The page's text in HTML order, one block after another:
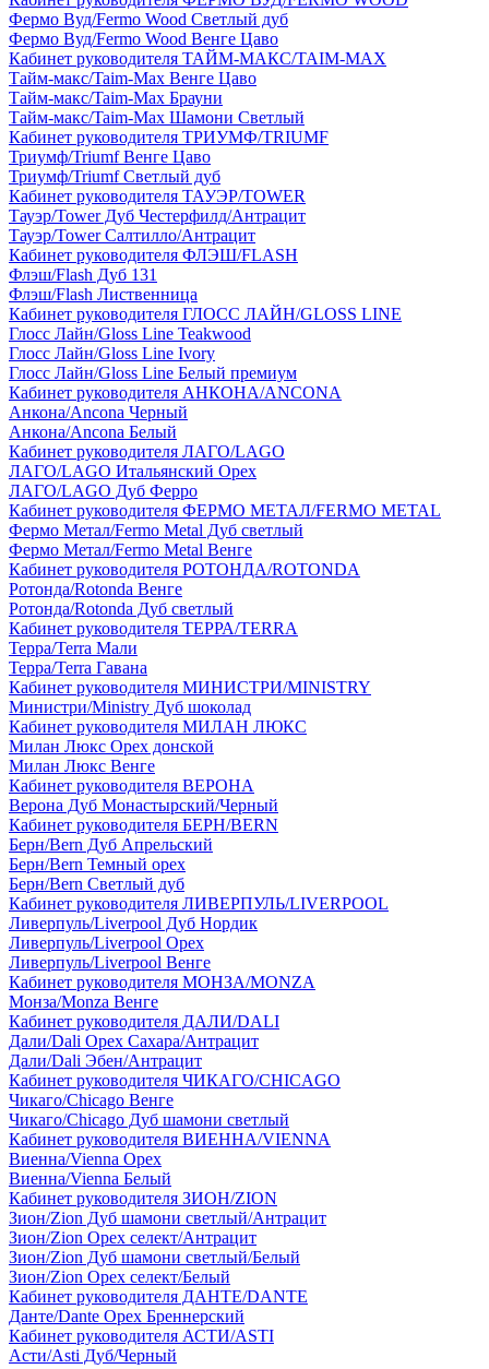
Фермо Вуд/Fermo Wood Светлый дуб
Фермо Вуд/Fermo Wood Венге Цаво
Кабинет руководителя ТАЙМ-МАКС/TAIM-MAX
Тайм-макс/Taim-Max Венге Цаво
Тайм-макс/Taim-Max Брауни
Тайм-макс/Taim-Max Шамони Светлый
Кабинет руководителя ТРИУМФ/TRIUMF
Триумф/Triumf Венге Цаво
Триумф/Triumf Светлый дуб
Кабинет руководителя ТАУЭР/TOWER
Тауэр/Tower Дуб Честерфилд/Антрацит
Тауэр/Tower Салтилло/Антрацит
Кабинет руководителя ФЛЭШ/FLASH
Флэш/Flash Дуб 131
Флэш/Flash Лиственница
Кабинет руководителя ГЛОСС ЛАЙН/GLOSS LINE
Глосс Лайн/Gloss Line Teakwood
Глосс Лайн/Gloss Line Ivory
Глосс Лайн/Gloss Line Белый премиум
Кабинет руководителя АНКОНА/ANCONA
Анкона/Ancona Черный
Анкона/Ancona Белый
Кабинет руководителя ЛАГО/LAGO
ЛАГО/LAGO Итальянский Орех
ЛАГО/LAGO Дуб Ферро
Кабинет руководителя ФЕРМО МЕТАЛ/FERMO METAL
Фермо Метал/Fermo Metal Дуб светлый
Фермо Метал/Fermo Metal Венге
Кабинет руководителя РОТОНДА/ROTONDA
Ротонда/Rotonda Венге
Ротонда/Rotonda Дуб светлый
Кабинет руководителя ТЕРРА/TERRA
Терра/Terra Мали
Терра/Terra Гавана
Кабинет руководителя МИНИСТРИ/MINISTRY
Министри/Ministry Дуб шоколад
Кабинет руководителя МИЛАН ЛЮКС
Милан Люкс Орех донской
Милан Люкс Венге
Кабинет руководителя ВЕРОНА
Верона Дуб Монастырский/Черный
Кабинет руководителя БЕРН/BERN
Берн/Bern Дуб Апрельский
Берн/Bern Темный орех
Берн/Bern Светлый дуб
Кабинет руководителя ЛИВЕРПУЛЬ/LIVERPOOL
Ливерпуль/Liverpool Дуб Нордик
Ливерпуль/Liverpool Орех
Ливерпуль/Liverpool Венге
Кабинет руководителя МОНЗА/MONZA
Монза/Monza Венге
Кабинет руководителя ДАЛИ/DALI
Дали/Dali Орех Cахара/Антрацит
Дали/Dali Эбен/Антрацит
Кабинет руководителя ЧИКАГО/CHICAGO
Чикаго/Chicago Венге
Чикаго/Chicago Дуб шамони светлый
Кабинет руководителя ВИЕННА/VIENNA
Виенна/Vienna Орех
Виенна/Vienna Белый
Кабинет руководителя ЗИОН/ZION
Зион/Zion Дуб шамони светлый/Антрацит
Зион/Zion Орех селект/Антрацит
Зион/Zion Дуб шамони светлый/Белый
Зион/Zion Орех селект/Белый
Кабинет руководителя ДАНТЕ/DANTE
Данте/Dante Орех Бреннерский
Кабинет руководителя АСТИ/ASTI
Асти/Asti Дуб/Черный